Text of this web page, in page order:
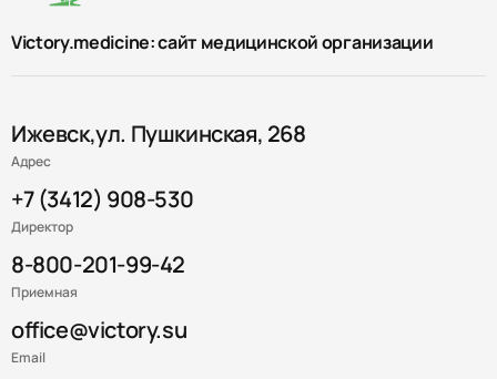
Victory.medicine: сайт медицинской организации
Ижевск,ул. Пушкинская, 268
Адрес
+7 (3412) 908-530
Директор
8-800-201-99-42
Приемная
office@victory.su
Email